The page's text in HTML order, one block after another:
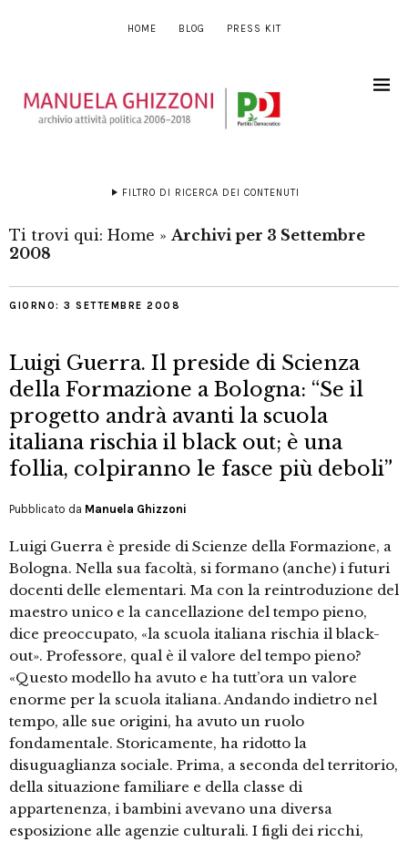
HOME BLOG PRESS KIT
FILTRO DI RICERCA DEI CONTENUTI
Ti trovi qui: Home » Archivi per 3 Settembre
2008
GIORNO: 3 SETTEMBRE 2008
Luigi Guerra. Il preside di Scienza
della Formazione a Bologna: “Se il
progetto andrà avanti la scuola
italiana rischia il black out; è una
follia, colpiranno le fasce più deboli”
Pubblicato da Manuela Ghizzoni
Luigi Guerra è preside di Scienze della Formazione, a
Bologna. Nella sua facoltà, si formano (anche) i futuri
docenti delle elementari. Ma con la reintroduzione del
maestro unico e la cancellazione del tempo pieno,
dice preoccupato, «la scuola italiana rischia il black-
out». Professore, qual è il valore del tempo pieno?
«Questo modello ha avuto e ha tutt’ora un valore
enorme per la scuola italiana. Andando indietro nel
tempo, alle sue origini, ha avuto un ruolo
fondamentale. Storicamente, ha ridotto la
disuguaglianza sociale. Prima, a seconda del territorio,
della situazione familiare e della classe di
appartenenza, i bambini avevano una diversa
esposizione alle agenzie culturali. I figli dei ricchi,